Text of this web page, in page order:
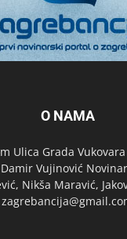
O NAMA
Ulica Grada
Vujinović
Nikša Maravić,